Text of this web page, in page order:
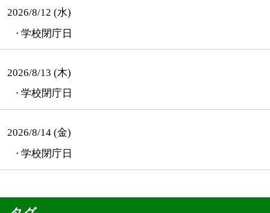
2026/8/12 (水)
学校閉庁日
2026/8/13 (木)
学校閉庁日
2026/8/14 (金)
学校閉庁日